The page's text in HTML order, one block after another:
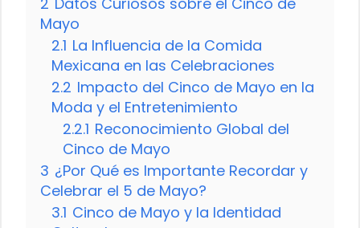
Mayo
2.1 La Influencia de la Comida
Mexicana en las Celebraciones
2.2 Impacto del Cinco de Mayo en la
Moda y el Entretenimiento
2.2.1 Reconocimiento Global del
Cinco de Mayo
3 ¿Por Qué es Importante Recordar y
Celebrar el 5 de Mayo?
3.1 Cinco de Mayo y la Identidad